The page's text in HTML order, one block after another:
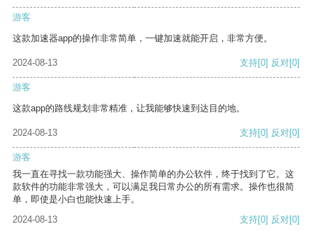
游客
这款加速器app的操作非常简单，一键加速就能开启，非常方便。
2024-08-13 支持[0] 反对[0]
游客
这款app的路线规划非常精准，让我能够快速到达目的地。
2024-08-13 支持[0] 反对[0]
游客
我一直在寻找一款功能强大、操作简单的办公软件，终于找到了它。这
款软件的功能非常强大，可以满足我日常办公的所有需求。操作也很简
单，即使是小白也能快速上手。
2024-08-13
支持[0] 反对[0]